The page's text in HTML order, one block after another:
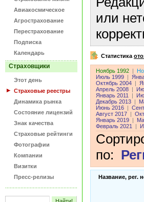
Авиакосмическое
Агрострахование
Перестрахование
Подписка
Календарь
Страховщики
Этот день
Страховые реестры
Динамика рынка
Состояние лицензий
Знак качества
Страховые рейтинги
Фотографии
Компании
Визитки
Пресс-релизы
или
Статистика
Ноябрь 1992
Июль 1999
Октябрь 2004
Апрель 2008
Январь 2011
Декабрь 2013
Июнь 2016
Август 2017
Январь 2019
Февраль 2021
по:
Название, рег.